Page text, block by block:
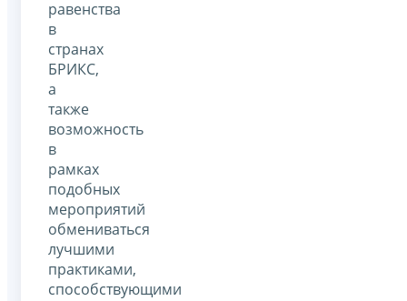
равенства
в
странах
БРИКС,
а
также
возможность
в
рамках
подобных
мероприятий
обмениваться
лучшими
практиками,
способствующими